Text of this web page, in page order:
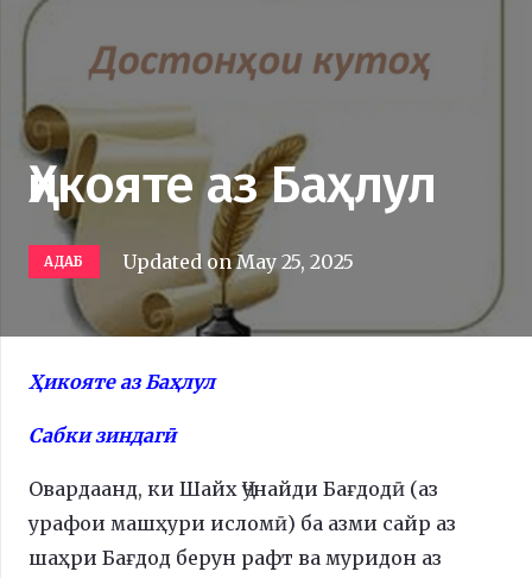
Ҳикояте аз Баҳлул
АДАБ Updated onMay 25, 2025
Ҳикояте аз Баҳлул
Сабки зиндагӣ
Овардаанд, ки Шайх Ҷунайди Бағдодӣ (аз
урафои машҳури исломӣ) ба азми сайр аз
шаҳри Бағдод берун рафт ва муридон аз